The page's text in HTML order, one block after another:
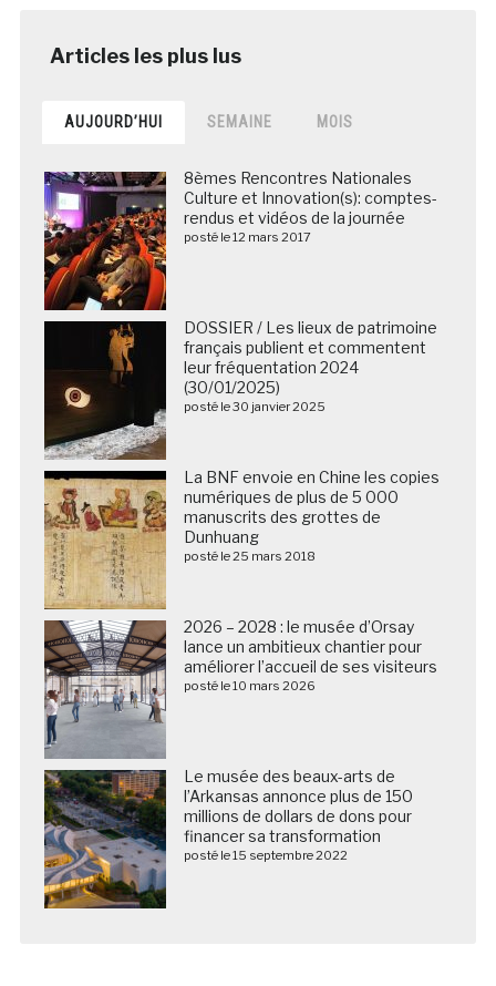
AUJOURD’HUI SEMAINE MOIS
8èmes Rencontres Nationales
Culture et Innovation(s): comptes-
rendus et vidéos de la journée
posté le 12 mars 2017
DOSSIER / Les lieux de patrimoine
français publient et commentent
leur fréquentation 2024
(30/01/2025)
posté le 30 janvier 2025
La BNF envoie en Chine les copies
numériques de plus de 5 000
manuscrits des grottes de
Dunhuang
posté le 25 mars 2018
2026 – 2028 : le musée d’Orsay
lance un ambitieux chantier pour
améliorer l’accueil de ses visiteurs
posté le 10 mars 2026
Le musée des beaux-arts de
l’Arkansas annonce plus de 150
millions de dollars de dons pour
financer sa transformation
posté le 15 septembre 2022